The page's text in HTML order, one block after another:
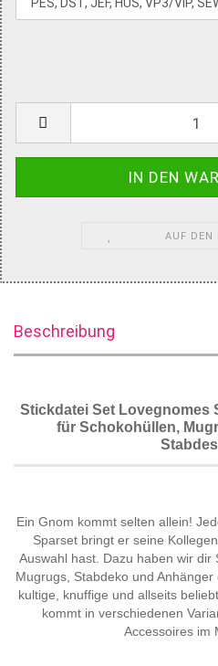
AUF DEN
Beschreibung
Stickdatei Set Lovegnomes
für Schokohüllen,
Ein Gnom kommt selten allein!
Sparset bringt er seine
Auswahl hast. Dazu haben wir dir
Mugrugs, Stabdeko und
kultige, knuffige und allseits
kommt in verschiedenen
Accessoires im